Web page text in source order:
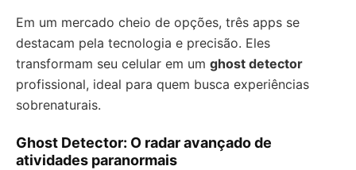
Em um mercado cheio de opções, três apps se
destacam pela tecnologia e precisão. Eles
transformam seu celular em um ghost detector
profissional, ideal para quem busca experiências
sobrenaturais.
Ghost Detector: O radar avançado de
atividades paranormais